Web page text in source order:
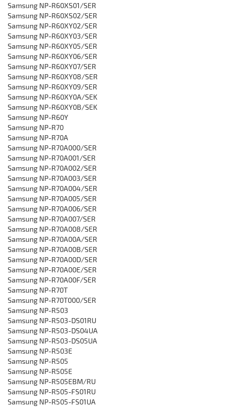
‎Samsung NP-R60XS01/SER
‎Samsung NP-R60XS02/SER
‎Samsung NP-R60XY02/SER
‎Samsung NP-R60XY03/SER
‎Samsung NP-R60XY05/SER
‎Samsung NP-R60XY06/SER
‎Samsung NP-R60XY07/SER
‎Samsung NP-R60XY08/SER
‎Samsung NP-R60XY09/SER
‎Samsung NP-R60XY0A/SEK
‎Samsung NP-R60XY0B/SEK
‎Samsung NP-R60Y
Samsung NP-R70
Samsung NP-R70A
Samsung NP-R70A000/SER
‎Samsung NP-R70A001/SER
‎Samsung NP-R70A002/SER
‎Samsung NP-R70A003/SER
‎Samsung NP-R70A004/SER
‎Samsung NP-R70A005/SER
‎Samsung NP-R70A006/SER
‎Samsung NP-R70A007/SER
‎Samsung NP-R70A008/SER
‎Samsung NP-R70A00A/SER
‎Samsung NP-R70A00B/SER
‎Samsung NP-R70A00D/SER
‎Samsung NP-R70A00E/SER
‎Samsung NP-R70A00F/SER
‎Samsung NP-R70T
‎Samsung NP-R70T000/SER
Samsung NP-R503
‎Samsung NP-R503-DS01RU
Samsung NP-R503-DS04UA
‎Samsung NP-R503-DS05UA
Samsung NP-R503E
Samsung NP-R505
Samsung NP-R505E
Samsung NP-R505EBM/RU
‎Samsung NP-R505-FS01RU
‎Samsung NP-R505-FS01UA